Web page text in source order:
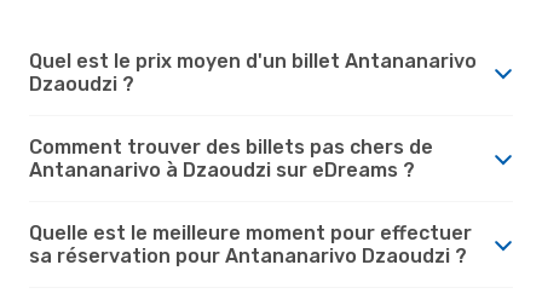
Quel est le prix moyen d'un billet Antananarivo
Dzaoudzi ?
Comment trouver des billets pas chers de
Antananarivo à Dzaoudzi sur eDreams ?
Quelle est le meilleure moment pour effectuer
sa réservation pour Antananarivo Dzaoudzi ?